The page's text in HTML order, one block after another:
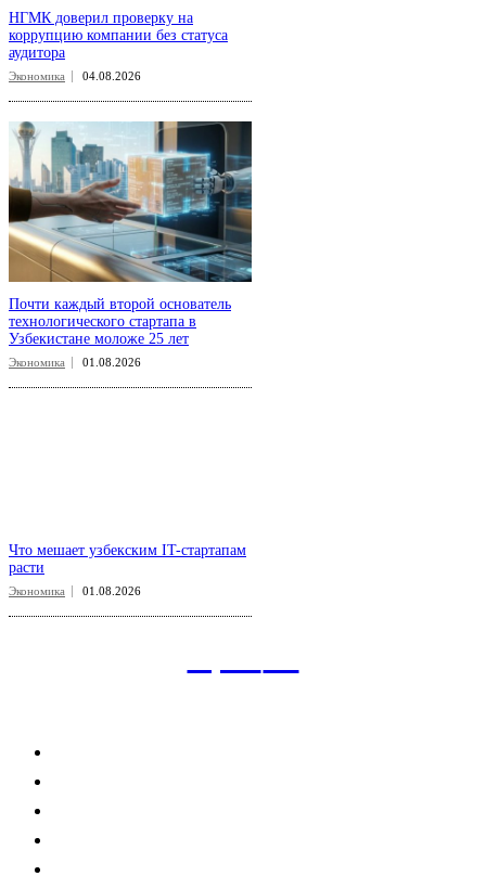
НГМК доверил проверку на
коррупцию компании без статуса
аудитора
Экономика 04.08.2026
Почти каждый второй основатель
технологического стартапа в
Узбекистане моложе 25 лет
Экономика 01.08.2026
Что мешает узбекским IT-стартапам
расти
Экономика 01.08.2026